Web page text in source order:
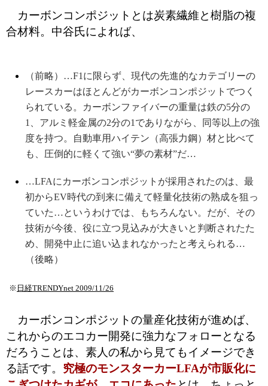
カーボンコンポジットとは炭素繊維と樹脂の複
合材料。中谷氏によれば、
（前略）…F1に限らず、現代の先進的なカテゴリーの
レースカーはほとんどがカーボンコンポジットでつく
られている。カーボンファイバーの重量は鉄の5分の
1、アルミ軽金属の2分の1でありながら、同等以上の強
度を持つ。自動車用ハイテン（高張力鋼）材と比べて
も、圧倒的に軽くて強い“夢の素材”だ…
…LFAにカーボンコンポジットが採用されたのは、最
初からEV時代の到来に備えて軽量化技術の熟成を狙っ
ていた…というわけでは、もちろんない。だが、その
技術が今後、役に立つ見込みが大きいと判断されたた
め、開発中止に追い込まれなかったと考えられる…
（後略）
※ 日経TRENDYnet 2009/11/26
カーボンコンポジットの量産化技術が進めば、
これからのエコカー開発に強力なフォローとなる
だろうことは、素人の私から見てもイメージでき
る話です。 究極のモンスターカーLFAが市販化に